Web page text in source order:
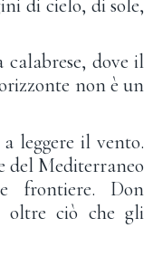
di cielo, di sole,
dove il
non è un
leggere il vento.
del Mediterraneo
frontiere. Don
oltre ciò che gli